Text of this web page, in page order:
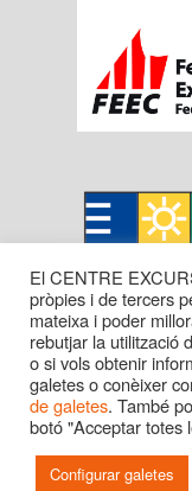
Copyright ©
drets reservats.
El CENTRE
pròpies i de tercers
mateixa i poder
rebutjar la utilització
o si vols obtenir
galetes o conèixer
de galetes. També
botó "Acceptar totes
Configurar galetes